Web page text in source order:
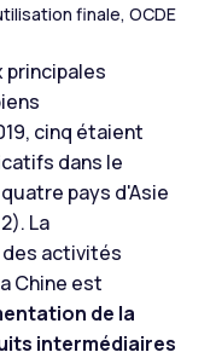
finale, OCDE
principales
cinq étaient
dans le
pays d'Asie
La
activités
Chine est
de la
intermédiaires